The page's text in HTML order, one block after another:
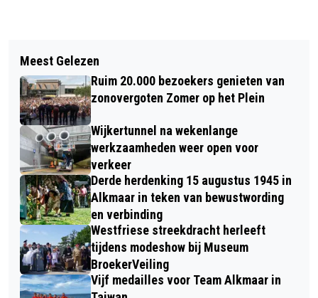
MOTORRIJDER GEWOND BIJ
EENZIJDIG ONGEVAL IN
HEERHUGOWAARD
BESTUURSWISSELING BIJ STICHTING
GOEDE DOELEN ALKMAAR
Meest Gelezen
Ruim 20.000 bezoekers genieten van
zonovergoten Zomer op het Plein
Wijkertunnel na wekenlange
werkzaamheden weer open voor
verkeer
Derde herdenking 15 augustus 1945 in
Alkmaar in teken van bewustwording
en verbinding
Westfriese streekdracht herleeft
tijdens modeshow bij Museum
BroekerVeiling
Vijf medailles voor Team Alkmaar in